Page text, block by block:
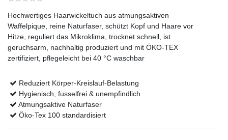
Hochwertiges Haarwickeltuch aus atmungsaktiven
Waffelpique, reine Naturfaser, schützt Kopf und Haare vor
Hitze, reguliert das Mikroklima, trocknet schnell, ist
geruchsarm, nachhaltig produziert und mit ÖKO-TEX
zertifiziert, pflegeleicht bei 40 °C waschbar
Reduziert Körper-Kreislauf-Belastung
Hygienisch, fusselfrei & unempfindlich
Atmungsaktive Naturfaser
Öko-Tex 100 standardisiert